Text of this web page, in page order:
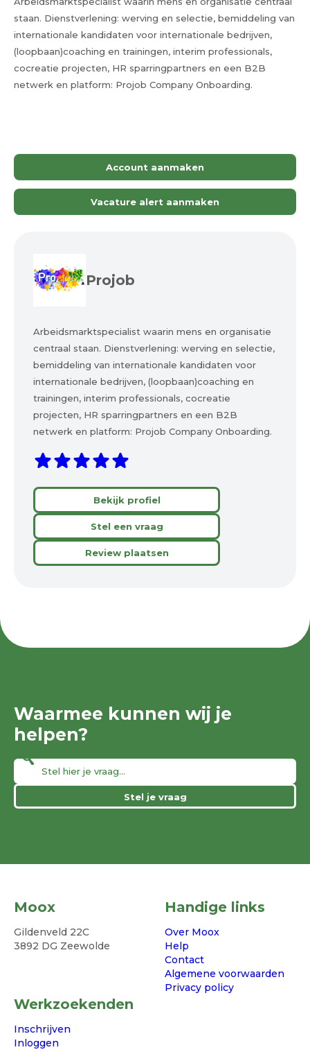
staan. Dienstverlening: werving en selectie, bemiddeling van
internationale kandidaten voor internationale bedrijven,
(loopbaan)coaching en trainingen, interim professionals,
cocreatie projecten, HR sparringpartners en een B2B
netwerk en platform: Projob Company Onboarding.
Account aanmaken
Vacature alert aanmaken
Projob
Arbeidsmarktspecialist waarin mens en organisatie
centraal staan. Dienstverlening: werving en selectie,
bemiddeling van internationale kandidaten voor
internationale bedrijven, (loopbaan)coaching en
trainingen, interim professionals, cocreatie
projecten, HR sparringpartners en een B2B
netwerk en platform: Projob Company Onboarding.
Bekijk profiel
Stel een vraag
Review plaatsen
Waarmee kunnen wij je
helpen?
Stel je vraag
Moox
Gildenveld 22C
3892 DG Zeewolde
Handige links
Over Moox
Help
Contact
Algemene voorwaarden
Privacy policy
Werkzoekenden
Inschrijven
Inloggen